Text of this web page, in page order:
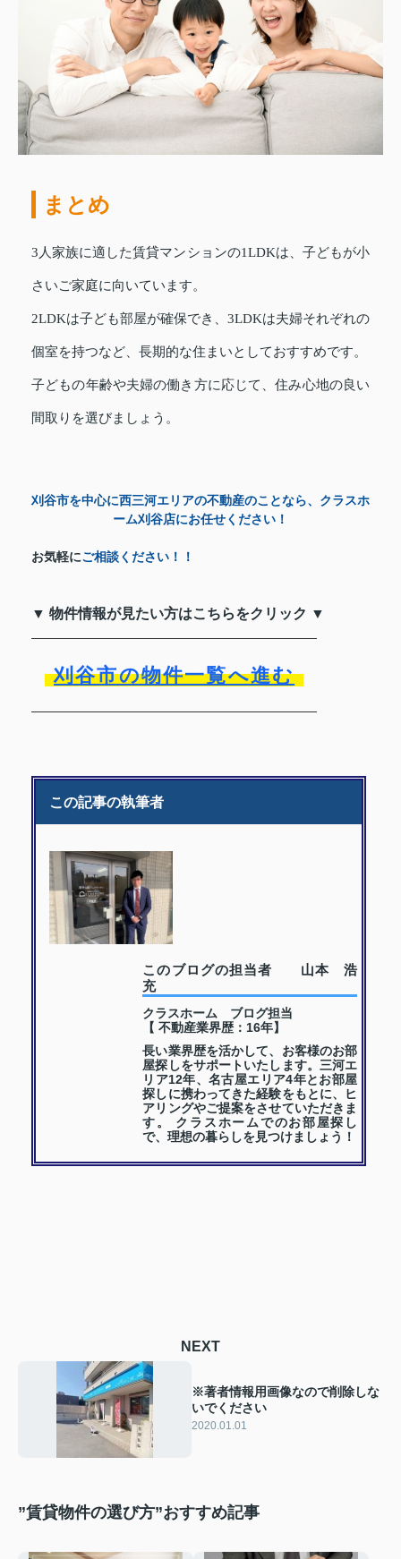
まとめ
3人家族に適した賃貸マンションの1LDKは、子どもが小
さいご家庭に向いています。
2LDKは子ども部屋が確保でき、3LDKは夫婦それぞれの
個室を持つなど、長期的な住まいとしておすすめです。
子どもの年齢や夫婦の働き方に応じて、住み心地の良い
間取りを選びましょう。
刈谷市を中心に西三河エリアの不動産のことなら、クラスホ
ーム刈谷店にお任せください！
お気軽にご相談ください！！
▼ 物件情報が見たい方はこちらをクリック ▼
刈谷市の物件一覧へ進む
この記事の執筆者
このブログの担当者 山本 浩
充
クラスホーム ブログ担当
【 不動産業界歴：16年】
長い業界歴を活かして、お客様のお部
屋探しをサポートいたします。三河エ
リア12年、名古屋エリア4年とお部屋
探しに携わってきた経験をもとに、ヒ
アリングやご提案をさせていただきま
す。 クラスホームでのお部屋探し
で、理想の暮らしを見つけましょう！
NEXT
※著者情報用画像なので削除しな
いでください
2020.01.01
”賃貸物件の選び方”おすすめ記事